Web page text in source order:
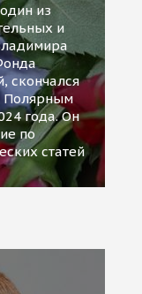
из
и
скончался
Полярным
года. Он
по
статей